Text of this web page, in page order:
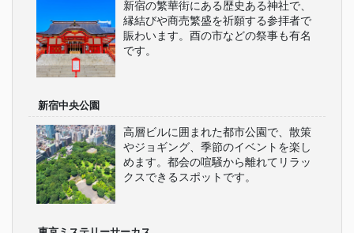
新宿の繁華街にある歴史ある神社で、
縁結びや商売繁盛を祈願する参拝者で
賑わいます。酉の市などの祭事も有名
です。
新宿中央公園
高層ビルに囲まれた都市公園で、散策
やジョギング、季節のイベントを楽し
めます。都会の喧騒から離れてリラッ
クスできるスポットです。